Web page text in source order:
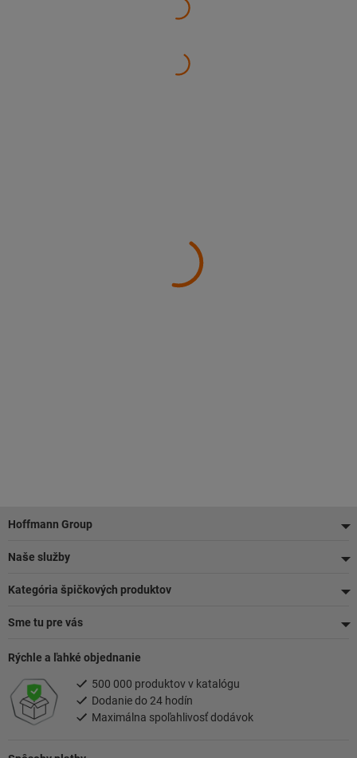
Pätička
Hoffmann Group
Naše služby
Kategória špičkových produktov
Sme tu pre vás
Rýchle a ľahké objednanie
500 000 produktov v katalógu
Dodanie do 24 hodín
Maximálna spoľahlivosť dodávok